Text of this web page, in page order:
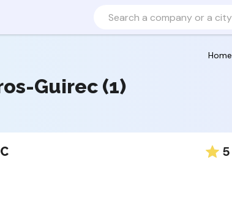
Home
Guirec (1)
5